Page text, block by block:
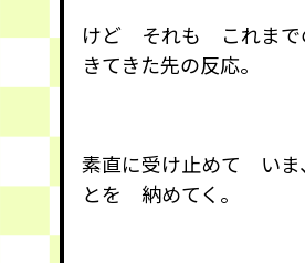
けど それも これまで
きてきた先の反応。
素直に受け止めて いま
とを 納めてく。